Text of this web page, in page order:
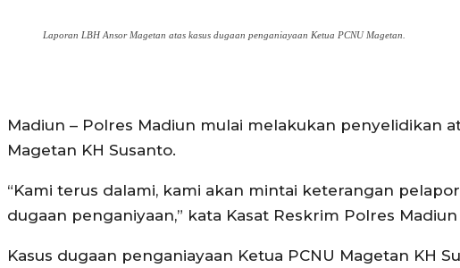
Laporan LBH Ansor Magetan atas kasus dugaan penganiayaan Ketua PCNU Magetan.
Madiun – Polres Madiun mulai melakukan penyelidikan
Magetan KH Susanto.
“Kami terus dalami, kami akan mintai keterangan
dugaan penganiyaan,” kata Kasat Reskrim Polres
Kasus dugaan penganiayaan Ketua PCNU Magetan KH